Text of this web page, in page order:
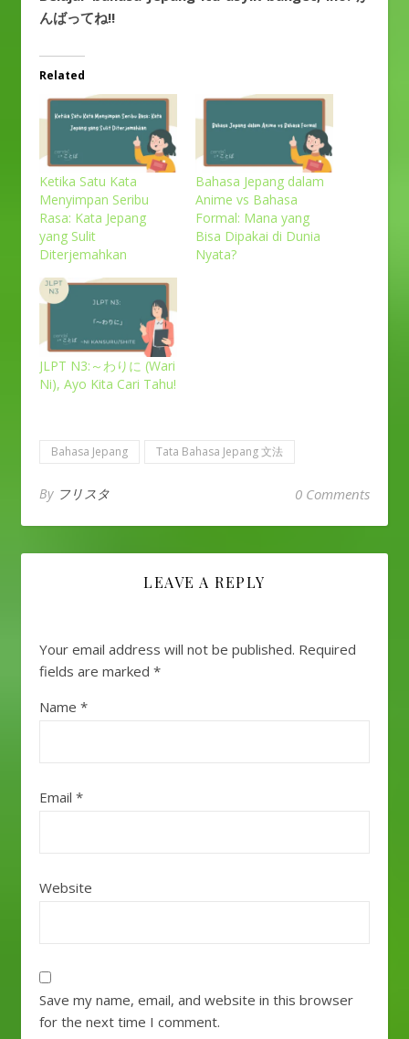
んばってね!!
Related
Ketika Satu Kata
Menyimpan Seribu
Rasa: Kata Jepang
yang Sulit
Diterjemahkan
Bahasa Jepang dalam
Anime vs Bahasa
Formal: Mana yang
Bisa Dipakai di Dunia
Nyata?
JLPT N3:～わりに (Wari
Ni), Ayo Kita Cari Tahu!
Bahasa Jepang Tata Bahasa Jepang 文法
By フリスタ 0 Comments
LEAVE A REPLY
Your email address will not be published. Required
fields are marked *
Name *
Email *
Website
Save my name, email, and website in this browser
for the next time I comment.